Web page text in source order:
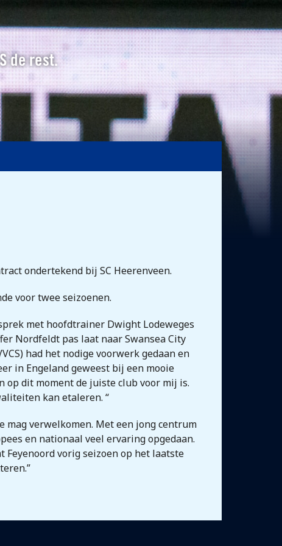
de rest.
ondertekend bij SC Heerenveen.
voor twee seizoenen.
met hoofdtrainer Dwight Lodeweges
Nordfeldt pas laat naar Swansea City
had het nodige voorwerk gedaan en
in Engeland geweest bij een mooie
op dit moment de juiste club voor mij is.
kan etaleren. “
verwelkomen. Met een jong centrum
en nationaal veel ervaring opgedaan.
vorig seizoen op het laatste